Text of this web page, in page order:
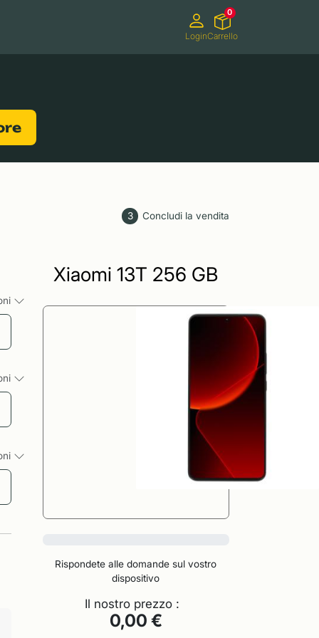
LoginCarrello
0
3 Concludi la vendita
Xiaomi 13T 256 GB
Rispondete alle domande sul vostro
dispositivo
Il nostro prezzo :
0,00 €